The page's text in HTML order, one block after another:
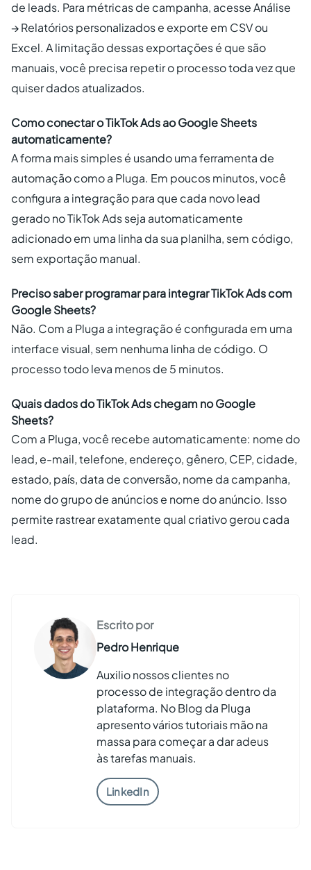
de leads. Para métricas de campanha, acesse Análise
→ Relatórios personalizados e exporte em CSV ou
Excel. A limitação dessas exportações é que são
manuais, você precisa repetir o processo toda vez que
quiser dados atualizados.
Como conectar o TikTok Ads ao Google Sheets
automaticamente?
A forma mais simples é usando uma ferramenta de
automação como a Pluga. Em poucos minutos, você
configura a integração para que cada novo lead
gerado no TikTok Ads seja automaticamente
adicionado em uma linha da sua planilha, sem código,
sem exportação manual.
Preciso saber programar para integrar TikTok Ads com
Google Sheets?
Não. Com a Pluga a integração é configurada em uma
interface visual, sem nenhuma linha de código. O
processo todo leva menos de 5 minutos.
Quais dados do TikTok Ads chegam no Google
Sheets?
Com a Pluga, você recebe automaticamente: nome do
lead, e-mail, telefone, endereço, gênero, CEP, cidade,
estado, país, data de conversão, nome da campanha,
nome do grupo de anúncios e nome do anúncio. Isso
permite rastrear exatamente qual criativo gerou cada
lead.
Escrito por
Pedro Henrique
Auxilio nossos clientes no
processo de integração dentro da
plataforma. No Blog da Pluga
apresento vários tutoriais mão na
massa para começar a dar adeus
às tarefas manuais.
LinkedIn